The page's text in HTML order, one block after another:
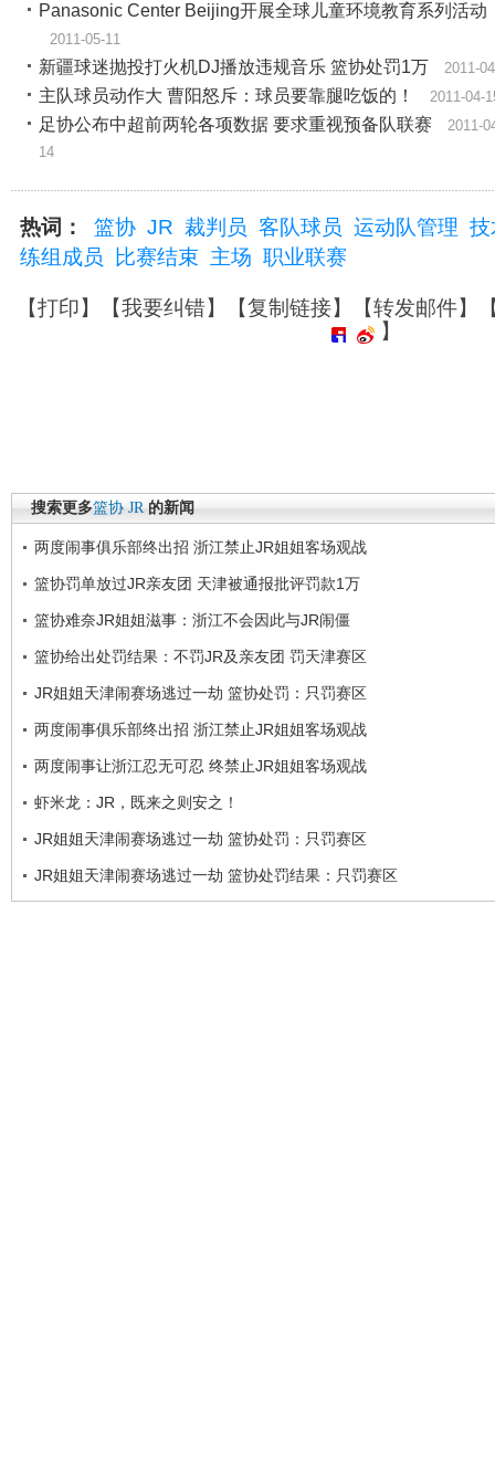
Panasonic Center Beijing开展全球儿童环境教育系列活动
2011-05-11
新疆球迷抛投打火机DJ播放违规音乐 篮协处罚1万 2011-
主队球员动作大 曹阳怒斥：球员要靠腿吃饭的！ 2011-04-
足协公布中超前两轮各项数据 要求重视预备队联赛 2011-
14
热词： 篮协 JR 裁判员 客队球员 运动队管理 技
练组成员
比赛结束 主场 职业联赛
【打印】【我要纠错】【复制链接】【转发邮件】
】
搜索更多篮协 JR 的新闻
两度闹事俱乐部终出招 浙江禁止JR姐姐客场观战
篮协罚单放过JR亲友团 天津被通报批评罚款1万
篮协难奈JR姐姐滋事：浙江不会因此与JR闹僵
篮协给出处罚结果：不罚JR及亲友团 罚天津赛区
JR姐姐天津闹赛场逃过一劫 篮协处罚：只罚赛区
两度闹事俱乐部终出招 浙江禁止JR姐姐客场观战
两度闹事让浙江忍无可忍 终禁止JR姐姐客场观战
虾米龙：JR，既来之则安之！
JR姐姐天津闹赛场逃过一劫 篮协处罚：只罚赛区
JR姐姐天津闹赛场逃过一劫 篮协处罚结果：只罚赛区